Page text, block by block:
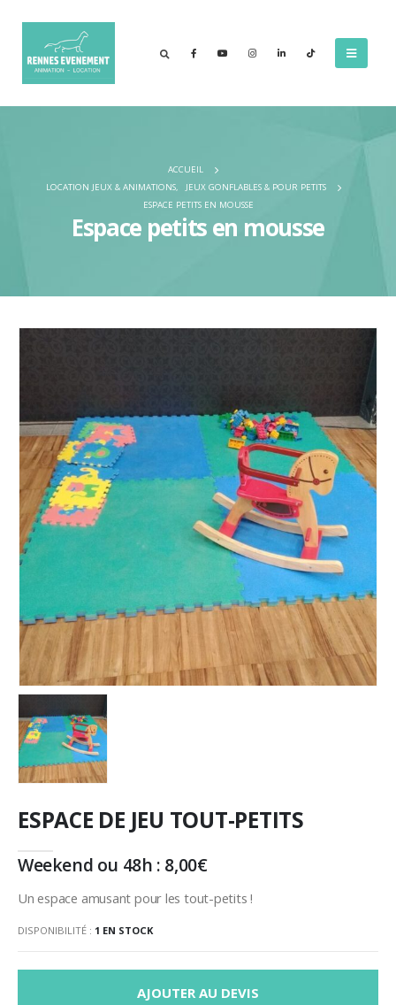
ACCUEIL
LOCATION JEUX & ANIMATIONS,
JEUX GONFLABLES & POUR PETITS
ESPACE PETITS EN MOUSSE
Espace petits en mousse
ESPACE DE JEU TOUT-PETITS
Weekend ou 48h : 8,00€
Un espace amusant pour les tout-petits !
DISPONIBILITÉ : 1 EN STOCK
AJOUTER AU DEVIS